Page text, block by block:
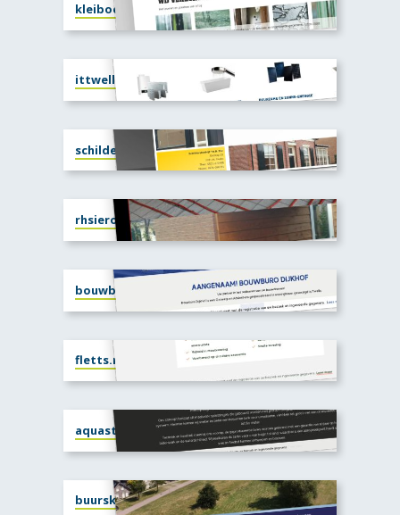
kleiboersglasservice.nl
ittwello.nl
schildersbedrijf-thbpol.nl
rhsiero.nl
bouwburodijkhof.nl
fletts.nl
aquastruct.nl
buurskampwezep.nl